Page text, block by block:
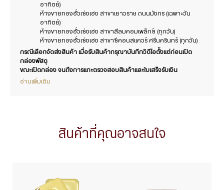
อาทิตย์)
ห้างขายทองฮั่วเซ่งเฮง สาขาเยาวราช ถนนมังกร (เฉพาะวัน
อาทิตย์)
ห้างขายทองฮั่วเซ่งเฮง สาขาสีลมคอมเพล็กซ์ (ทุกวัน)
ห้างขายทองฮั่วเซ่งเฮง สาขาซีคอนสแควร์ ศรีนครินทร์ (ทุกวัน)
กรณีเลือกจัดส่งสินค้า เมื่อรับสินค้ากรุณาบันทึกวิดีโอตั้งแต่ก่อนเปิด
กล่องพัสดุ
ขณะเปิดกล่อง จนถึงการแกะตรวจสอบสินค้าและใบเสร็จรับเงิน
อ่านเพิ่มเติม
สินค้าที่คุณอาจสนใจ